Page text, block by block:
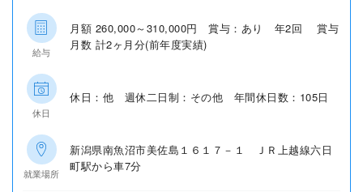
給与
月額 260,000～310,000円 賞与：あり 年2回 賞与
月数 計2ヶ月分(前年度実績)
休日
休日：他 週休二日制：その他 年間休日数：105日
就業場所
新潟県南魚沼市美佐島１６１７－１ ＪＲ上越線六日
町駅から車7分